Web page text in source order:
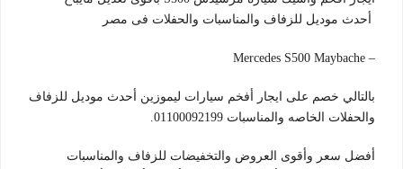
أحدث موديل للزفاف والمناسبات والحفلات فى مصر
– Mercedes S500 Maybache
بالتالي خصم على ايجار أفخم سيارات ليموزين أحدث موديل للزفاف
والحفلات الخاصه والمناسبات 01100092199.
أفضل سعر وأقوى العروض والتخفيضات للزفاف والمناسبات